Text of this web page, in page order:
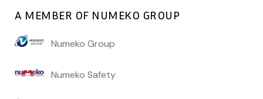
A MEMBER OF NUMEKO GROUP
Numeko Group
Numeko Safety